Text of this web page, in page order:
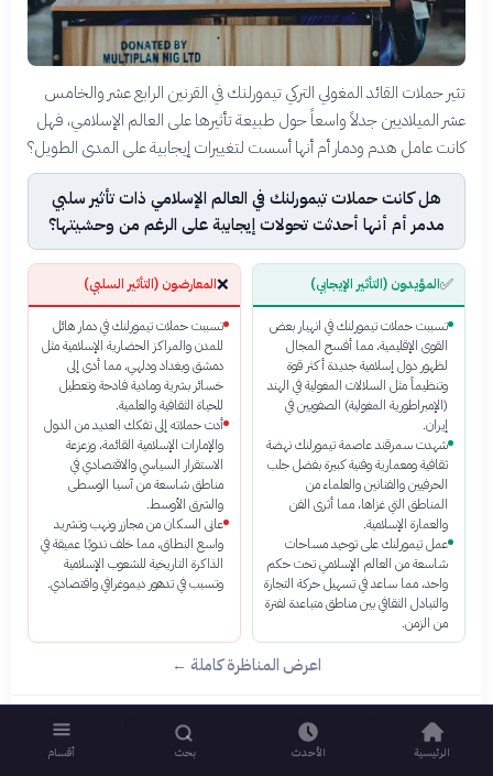
تثير حملات القائد المغولي التركي تيمورلنك في القرنين الرابع عشر والخامس
عشر الميلاديين جدلاً واسعاً حول طبيعة تأثيرها على العالم الإسلامي، فهل
كانت عامل هدم ودمار أم أنها أسست لتغييرات إيجابية على المدى الطويل؟
هل كانت حملات تيمورلنك في العالم الإسلامي ذات تأثير سلبي
مدمر أم أنها أحدثت تحولات إيجابية على الرغم من وحشيتها؟
✅المؤيدون (التأثير الإيجابي)
تسببت حملات تيمورلنك في انهيار بعض
القوى الإقليمية، مما أفسح المجال
لظهور دول إسلامية جديدة أكثر قوة
وتنظيماً مثل السلالات المغولية في الهند
(الإمبراطورية المغولية) الصفويين في
إيران.
شهدت سمرقند عاصمة تيمورلنك نهضة
ثقافية ومعمارية وفنية كبيرة بفضل جلب
الحرفيين والفنانين والعلماء من
المناطق التي غزاها، مما أثرى الفن
والعمارة الإسلامية.
عمل تيمورلنك على توحيد مساحات
شاسعة من العالم الإسلامي تحت حكم
واحد، مما ساعد في تسهيل حركة التجارة
والتبادل الثقافي بين مناطق متباعدة لفترة
من الزمن.
❌المعارضون (التأثير السلبي)
تسببت حملات تيمورلنك في دمار هائل
للمدن والمراكز الحضارية الإسلامية مثل
دمشق وبغداد ودلهي، مما أدى إلى
خسائر بشرية ومادية فادحة وتعطيل
للحياة الثقافية والعلمية.
أدت حملاته إلى تفكك العديد من الدول
والإمارات الإسلامية القائمة، وزعزعة
الاستقرار السياسي والاقتصادي في
مناطق شاسعة من آسيا الوسطى
والشرق الأوسط.
عانى السكان من مجازر ونهب وتشريد
واسع النطاق، مما خلف ندوبًا عميقة في
الذاكرة التاريخية للشعوب الإسلامية
وتسبب في تدهور ديموغرافي واقتصادي.
اعرض المناظرة كاملة ←
الرئيسية الأحدث بحث أقسام